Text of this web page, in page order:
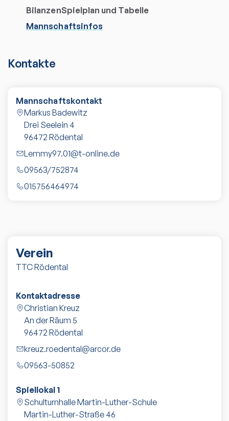
BilanzenSpielplan und Tabelle
Mannschaftsinfos
Kontakte
Mannschaftskontakt
Markus Badewitz
Drei Seelein 4
96472 Rödental
Lemmy97.01@t-online.de
09563/752874
015756464974
Verein
TTC Rödental
Kontaktadresse
Christian Kreuz
An der Räum 5
96472 Rödental
kreuz.roedental@arcor.de
09563-50852
Spiellokal 1
Schulturnhalle Martin-Luther-Schule
Martin-Luther-Straße 46